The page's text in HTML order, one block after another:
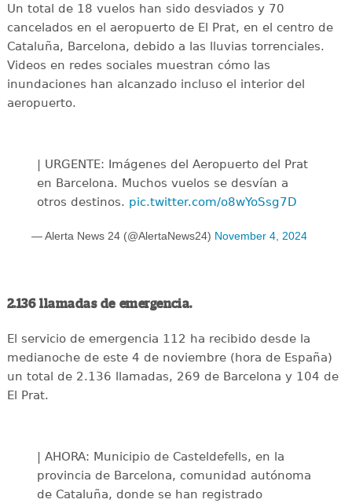
Un total de 18 vuelos han sido desviados y 70
cancelados en el aeropuerto de El Prat, en el centro de
Cataluña, Barcelona, debido a las lluvias torrenciales.
Videos en redes sociales muestran cómo las
inundaciones han alcanzado incluso el interior del
aeropuerto.
| URGENTE: Imágenes del Aeropuerto del Prat
en Barcelona. Muchos vuelos se desvían a
otros destinos. pic.twitter.com/o8wYoSsg7D
— Alerta News 24 (@AlertaNews24) November 4, 2024
2.136 llamadas de emergencia.
El servicio de emergencia 112 ha recibido desde la
medianoche de este 4 de noviembre (hora de España)
un total de 2.136 llamadas, 269 de Barcelona y 104 de
El Prat.
| AHORA: Municipio de Casteldefells, en la
provincia de Barcelona, comunidad autónoma
de Cataluña, donde se han registrado